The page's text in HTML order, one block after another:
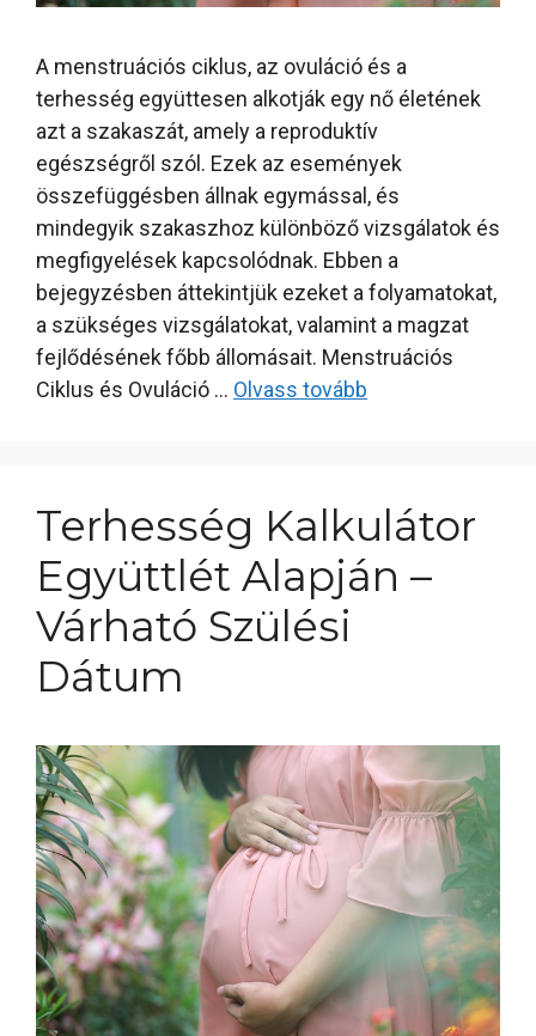
A menstruációs ciklus, az ovuláció és a
terhesség együttesen alkotják egy nő életének
azt a szakaszát, amely a reproduktív
egészségről szól. Ezek az események
összefüggésben állnak egymással, és
mindegyik szakaszhoz különböző vizsgálatok és
megfigyelések kapcsolódnak. Ebben a
bejegyzésben áttekintjük ezeket a folyamatokat,
a szükséges vizsgálatokat, valamint a magzat
fejlődésének főbb állomásait. Menstruációs
Ciklus és Ovuláció … Olvass tovább
Terhesség Kalkulátor
Együttlét Alapján –
Várható Szülési
Dátum